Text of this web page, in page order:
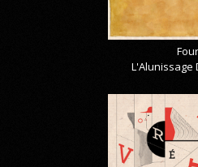
L'Alunissage